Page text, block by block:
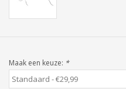
Pasen
Maak een keuze: *